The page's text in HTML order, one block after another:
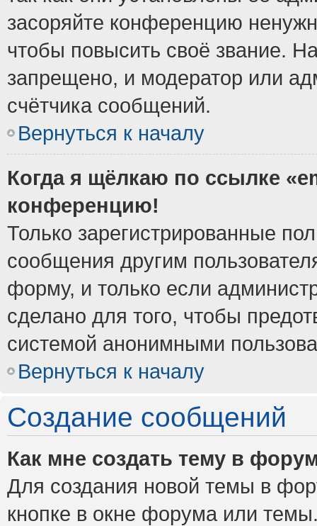
засоряйте конференцию
чтобы повысить своё звание.
запрещено, и модератор или
счётчика сообщений.
Вернуться к началу
Когда я щёлкаю по ссылке
конференцию!
Только зарегистрированные
сообщения другим
форму, и только если
сделано для того, чтобы
системой анонимными
Вернуться к началу
Создание сообщений
Как мне создать тему в
Для создания новой темы в
кнопке в окне форума или